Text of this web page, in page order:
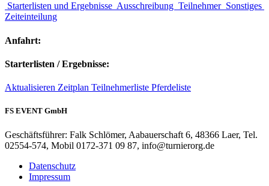
Starterlisten und Ergebnisse Ausschreibung Teilnehmer Sonstiges
Zeiteinteilung
Anfahrt:
Starterlisten / Ergebnisse:
Aktualisieren Zeitplan Teilnehmerliste Pferdeliste
FS EVENT GmbH
Geschäftsführer: Falk Schlömer, Aabauerschaft 6, 48366 Laer, Tel.
02554-574, Mobil 0172-371 09 87, info@turnierorg.de
Datenschutz
Impressum